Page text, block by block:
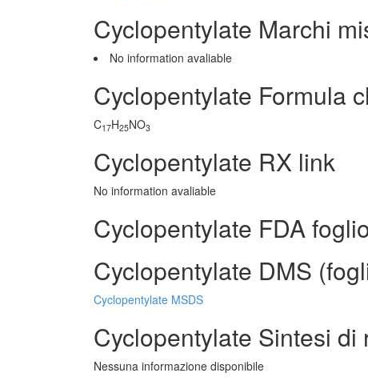
Cyclopentylate Marchi
No information avaliable
Cyclopentylate Formula
C17H25NO3
Cyclopentylate RX link
No information avaliable
Cyclopentylate FDA
Cyclopentylate DMS
Cyclopentylate MSDS
Cyclopentylate Sintesi di
Nessuna informazione disponibile